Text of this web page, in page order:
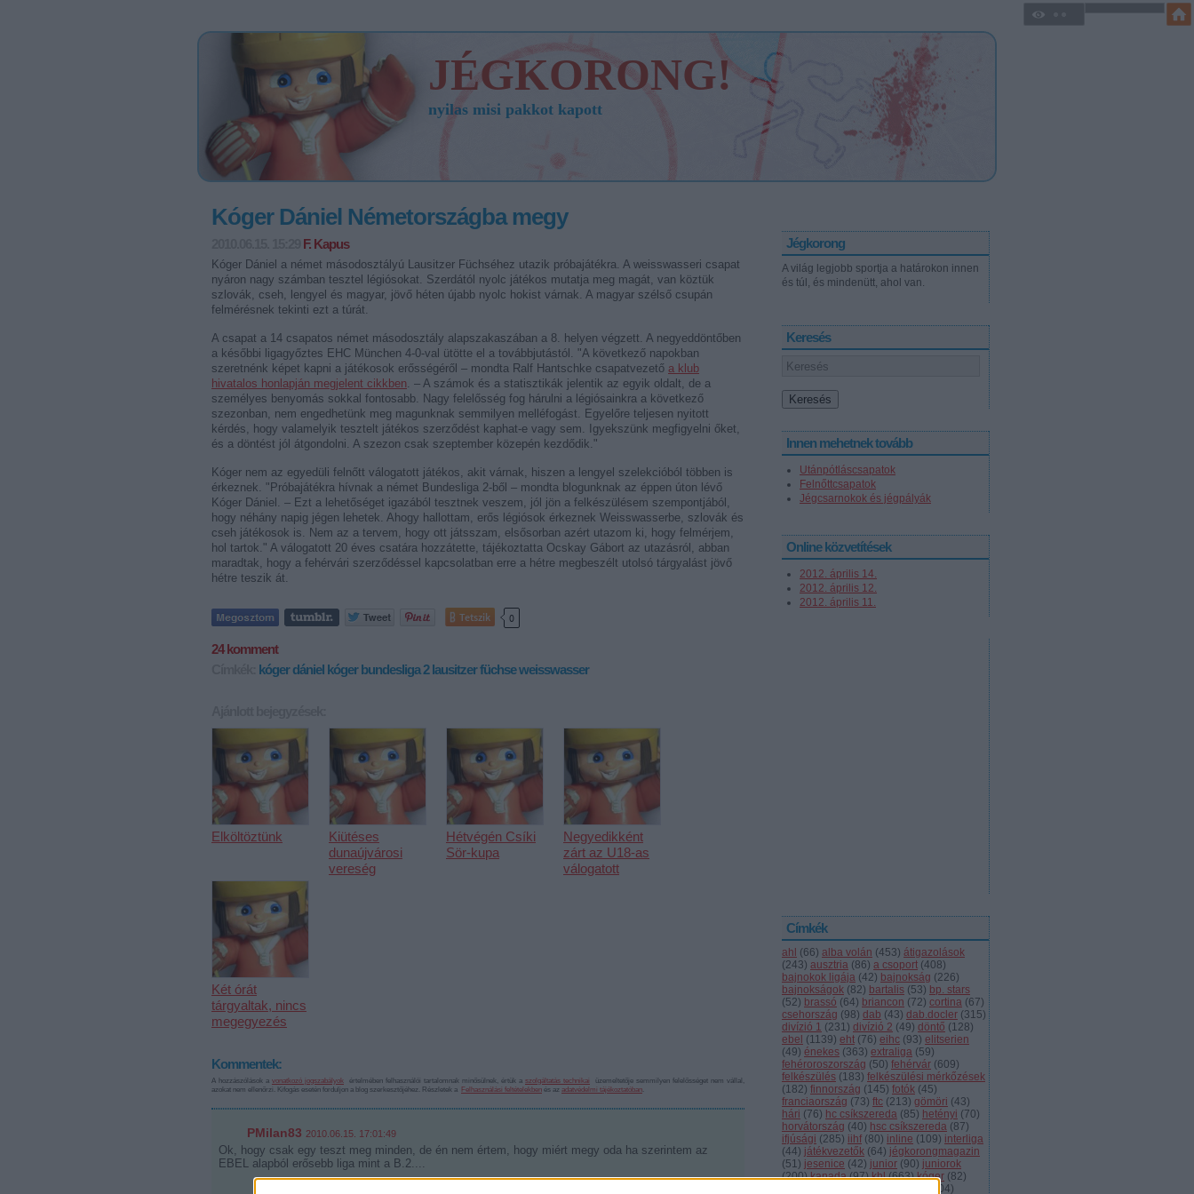
JÉGKORONG!
nyilas misi pakkot kapott
Jégkorong
A világ legjobb sportja a határokon innen
és túl, és mindenütt, ahol van.
Keresés
Innen mehetnek tovább
Utánpótláscsapatok
Felnőttcsapatok
Jégcsarnokok és jégpályák
Online közvetítések
2012. április 14.
2012. április 12.
2012. április 11.
Címkék
ahl (66) alba volán (453) átigazolások
(243) ausztria (86) a csoport (408)
bajnokok ligája (42) bajnokság (226)
bajnokságok (82) bartalis (53) bp. stars
(52) brassó (64) briancon (72) cortina (67)
csehország (98) dab (43) dab.docler (315)
divízió 1 (231) divízió 2 (49) döntő (128)
ebel (1139) eht (76) eihc (93) elitserien
(49) énekes (363) extraliga (59)
fehéroroszország (50) fehérvár (609)
felkészülés (183) felkészülési mérkőzések
(182) finnország (145) fotók (45)
franciaország (73) ftc (213) gömöri (43)
hári (76) hc csíkszereda (85) hetényi (70)
horvátország (40) hsc csíkszereda (87)
ifjúsági (285) iihf (80) inline (109) interliga
(44) játékvezetők (64) jégkorongmagazin
(51) jesenice (42) junior (90) juniorok
(200) kanada (97) khl (663) kóger (82)
104)
Kóger Dániel Németországba megy
F. Kapus
Kóger Dániel a német másodosztályú Lausitzer Füchséhez utazik próbajátékra. A weisswasseri csapat
nyáron nagy számban tesztel légiósokat. Szerdától nyolc játékos mutatja meg magát, van köztük
szlovák, cseh, lengyel és magyar, jövő héten újabb nyolc hokist várnak. A magyar szélső csupán
felmérésnek tekinti ezt a túrát.
A csapat a 14 csapatos német másodosztály alapszakaszában a 8. helyen végzett. A negyeddöntőben
a későbbi ligagyőztes EHC München 4-0-val ütötte el a továbbjutástól. "A következő napokban
szeretnénk képet kapni a játékosok erősségéről – mondta Ralf Hantschke csapatvezető a klub
hivatalos honlapján megjelent cikkben. – A számok és a statisztikák jelentik az egyik oldalt, de a
személyes benyomás sokkal fontosabb. Nagy felelősség fog hárulni a légiósainkra a következő
szezonban, nem engedhetünk meg magunknak semmilyen melléfogást. Egyelőre teljesen nyitott
kérdés, hogy valamelyik tesztelt játékos szerződést kaphat-e vagy sem. Igyekszünk megfigyelni őket,
és a döntést jól átgondolni. A szezon csak szeptember közepén kezdődik."
Kóger nem az egyedüli felnőtt válogatott játékos, akit várnak, hiszen a lengyel szelekcióból többen is
érkeznek. "Próbajátékra hívnak a német Bundesliga 2-ből – mondta blogunknak az éppen úton lévő
Kóger Dániel. – Ezt a lehetőséget igazából tesztnek veszem, jól jön a felkészülésem szempontjából,
hogy néhány napig jégen lehetek. Ahogy hallottam, erős légiósok érkeznek Weisswasserbe, szlovák és
cseh játékosok is. Nem az a tervem, hogy ott játsszam, elsősorban azért utazom ki, hogy felmérjem,
hol tartok." A válogatott 20 éves csatára hozzátette, tájékoztatta Ocskay Gábort az utazásról, abban
maradtak, hogy a fehérvári szerződéssel kapcsolatban erre a hétre megbeszélt utolsó tárgyalást jövő
hétre teszik át.
Tetszik 0
24komment
kóger dániel kóger bundesliga 2 lausitzer füchseweisswasser
Elköltöztünk
Kiütéses
dunaújvárosi
vereség
Hétvégén Csíki
Sör-kupa
Negyedikként
zárt az U18-as
válogatott
Két órát
tárgyaltak, nincs
megegyezés
Kommentek:
A hozzászólások a vonatkozó jogszabályok értelmében felhasználói tartalomnak minősülnek, értük a szolgáltatás technikai
üzemeltetője semmilyen felelősséget nem vállal,
azokat nem ellenőrzi. Kifogás esetén forduljon a blog szerkesztőjéhez. Részletek a
Felhasználási feltételekben és az adatvédelmi tájékoztatóban.
PMilan83 2010.06.15. 17:01:49
Ok, hogy csak egy teszt meg minden, de én nem értem, hogy miért megy oda ha szerintem az
EBEL alapból erősebb liga mint a B.2....